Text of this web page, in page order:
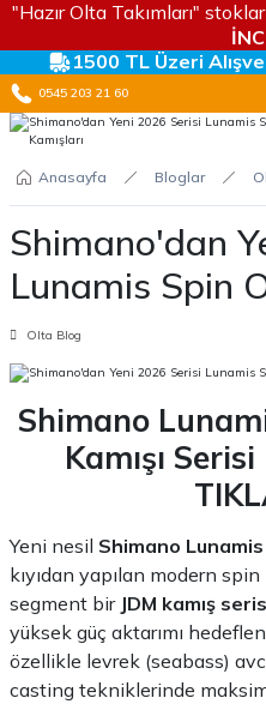
"Hazır Olta Takımları"
1500 TL Üzeri
0545 203 21 60
Anasayfa Bloglar
Shimano'dan
Lunamis Spin
Olta Blog
Shimano
Kamışı
Yeni nesil Shimano
kıyıdan yapılan modern
segment bir JDM kamış
yüksek güç aktarımı
özellikle levrek (seabass)
casting tekniklerinde